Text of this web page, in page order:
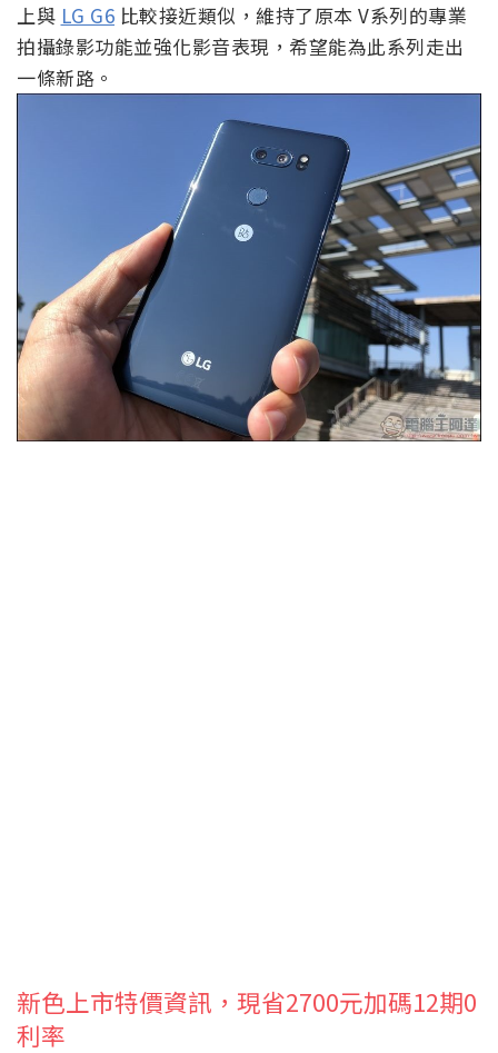
上與 LG G6 比較接近類似，維持了原本 V系列的專業
拍攝錄影功能並強化影音表現，希望能為此系列走出
一條新路。
新色上市特價資訊，現省2700元加碼12期0
利率